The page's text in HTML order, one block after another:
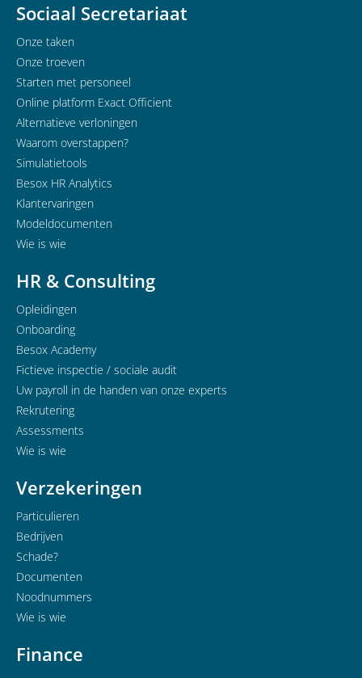
Sociaal Secretariaat
Onze taken
Onze troeven
Starten met personeel
Online platform Exact Officient
Alternatieve verloningen
Waarom overstappen?
Simulatietools
Besox HR Analytics
Klantervaringen
Modeldocumenten
Wie is wie
HR & Consulting
Opleidingen
Onboarding
Besox Academy
Fictieve inspectie / sociale audit
Uw payroll in de handen van onze experts
Rekrutering
Assessments
Wie is wie
Verzekeringen
Particulieren
Bedrijven
Schade?
Documenten
Noodnummers
Wie is wie
Finance